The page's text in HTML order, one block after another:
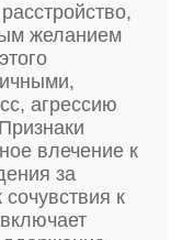
желанием
агрессию
влечение к
за
к